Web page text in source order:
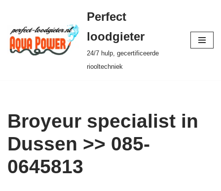
Ga
naar
de
Perfect
loodgieter
24/7 hulp, gecertificeerde
riooltechniek
Broyeur specialist in
Dussen >> 085-
0645813